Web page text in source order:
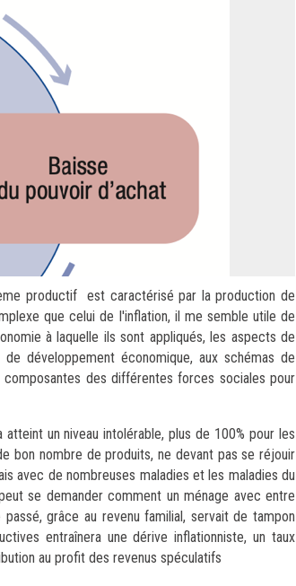
productif est caractérisé par la production de
que celui de l'inflation, il me semble utile de
à laquelle ils sont appliqués, les aspects de
développement économique, aux schémas de
des différentes forces sociales pour
un niveau intolérable, plus de 100% pour les
bon nombre de produits, ne devant pas se réjouir
avec de nombreuses maladies et les maladies du
se demander comment un ménage avec entre
grâce au revenu familial, servait de tampon
entraînera une dérive inflationniste, un taux
au profit des revenus spéculatifs